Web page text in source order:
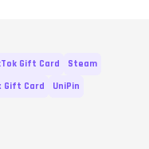
Gift Card
Steam
Gift Card
UniPin